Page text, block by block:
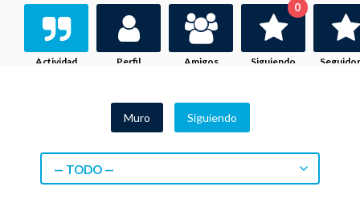
Actividad Perfil Amigos Siguiendo
0
Muro Siguiendo
— TODO —